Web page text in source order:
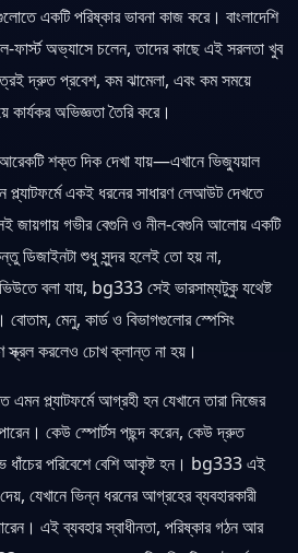
একটি পরিষ্কার ভাবনা কাজ করে। বাংলাদেশি
ফার্স্ট অভ্যাসে চলেন, তাদের কাছে এই সরলতা খুব
দ্রুত প্রবেশ, কম ঝামেলা, এবং কম সময়ে
কার্যকর অভিজ্ঞতা তৈরি করে।
শক্ত দিক দেখা যায়—এখানে ভিজ্যুয়াল
একই ধরনের সাধারণ লেআউট দেখতে
গভীর বেগুনি ও নীল-বেগুনি আলোয় একটি
ডিজাইনটা শুধু সুন্দর হলেই তো হয় না,
বলা যায়, bg333 সেই ভারসাম্যটুকু যথেষ্ট
বোতাম, মেনু, কার্ড ও বিভাগগুলোর স্পেসিং
স্ক্রল করলেও চোখ ক্লান্ত না হয়।
এমন প্ল্যাটফর্মে আগ্রহী হন যেখানে তারা নিজের
কেউ স্পোর্টস পছন্দ করেন, কেউ দ্রুত
ধাঁচের পরিবেশে বেশি আকৃষ্ট হন। bg333 এই
যেখানে ভিন্ন ধরনের আগ্রহের ব্যবহারকারী
এই ব্যবহার স্বাধীনতা, পরিষ্কার গঠন আর